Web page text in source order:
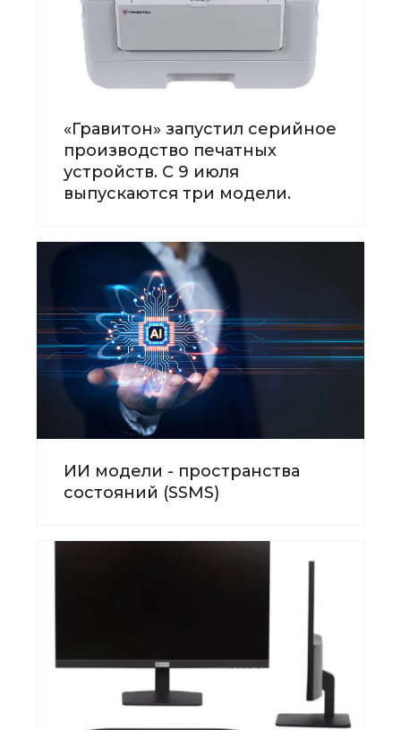
«Гравитон» запустил серийное
производство печатных
устройств. С 9 июля
выпускаются три модели.
ИИ модели - пространства
состояний (SSMS)